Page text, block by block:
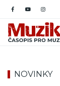
NOVINKY